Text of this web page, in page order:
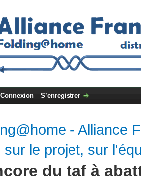
Connexion S’enregistrer
- Alliance
sur le projet, sur
du taf à